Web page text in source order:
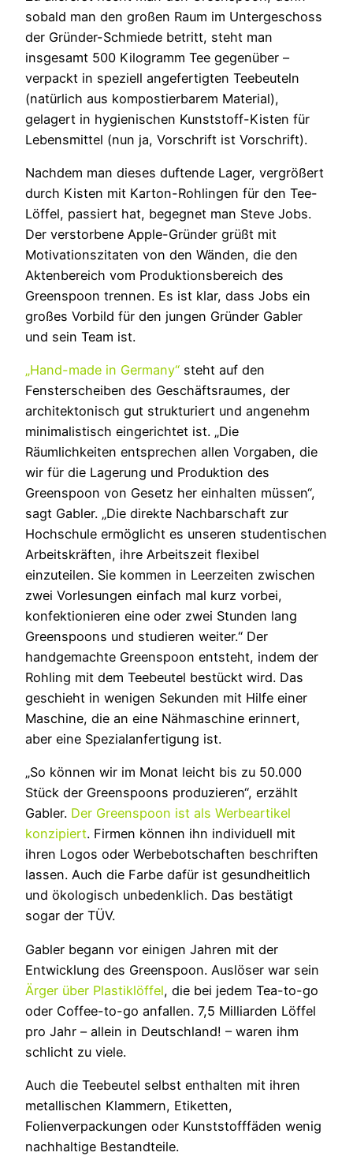
sobald man den großen Raum im Untergeschoss
der Gründer-Schmiede betritt, steht man
insgesamt 500 Kilogramm Tee gegenüber –
verpackt in speziell angefertigten Teebeuteln
(natürlich aus kompostierbarem Material),
gelagert in hygienischen Kunststoff-Kisten für
Lebensmittel (nun ja, Vorschrift ist Vorschrift).
Nachdem man dieses duftende Lager, vergrößert
durch Kisten mit Karton-Rohlingen für den Tee-
Löffel, passiert hat, begegnet man Steve Jobs.
Der verstorbene Apple-Gründer grüßt mit
Motivationszitaten von den Wänden, die den
Aktenbereich vom Produktionsbereich des
Greenspoon trennen. Es ist klar, dass Jobs ein
großes Vorbild für den jungen Gründer Gabler
und sein Team ist.
„Hand-made in Germany“ steht auf den
Fensterscheiben des Geschäftsraumes, der
architektonisch gut strukturiert und angenehm
minimalistisch eingerichtet ist. „Die
Räumlichkeiten entsprechen allen Vorgaben, die
wir für die Lagerung und Produktion des
Greenspoon von Gesetz her einhalten müssen“,
sagt Gabler. „Die direkte Nachbarschaft zur
Hochschule ermöglicht es unseren studentischen
Arbeitskräften, ihre Arbeitszeit flexibel
einzuteilen. Sie kommen in Leerzeiten zwischen
zwei Vorlesungen einfach mal kurz vorbei,
konfektionieren eine oder zwei Stunden lang
Greenspoons und studieren weiter.“ Der
handgemachte Greenspoon entsteht, indem der
Rohling mit dem Teebeutel bestückt wird. Das
geschieht in wenigen Sekunden mit Hilfe einer
Maschine, die an eine Nähmaschine erinnert,
aber eine Spezialanfertigung ist.
„So können wir im Monat leicht bis zu 50.000
Stück der Greenspoons produzieren“, erzählt
Gabler. Der Greenspoon ist als Werbeartikel
konzipiert. Firmen können ihn individuell mit
ihren Logos oder Werbebotschaften beschriften
lassen. Auch die Farbe dafür ist gesundheitlich
und ökologisch unbedenklich. Das bestätigt
sogar der TÜV.
Gabler begann vor einigen Jahren mit der
Entwicklung des Greenspoon. Auslöser war sein
Ärger über Plastiklöffel, die bei jedem Tea-to-go
oder Coffee-to-go anfallen. 7,5 Milliarden Löffel
pro Jahr – allein in Deutschland! – waren ihm
schlicht zu viele.
Auch die Teebeutel selbst enthalten mit ihren
metallischen Klammern, Etiketten,
Folienverpackungen oder Kunststofffäden wenig
nachhaltige Bestandteile.